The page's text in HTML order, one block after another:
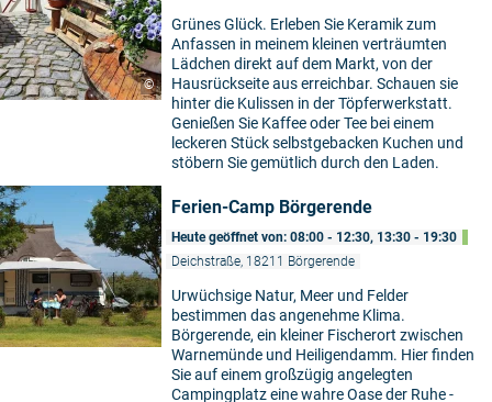
©
Grünes Glück. Erleben Sie Keramik zum
Anfassen in meinem kleinen verträumten
Lädchen direkt auf dem Markt, von der
Hausrückseite aus erreichbar. Schauen sie
hinter die Kulissen in der Töpferwerkstatt.
Genießen Sie Kaffee oder Tee bei einem
leckeren Stück selbstgebacken Kuchen und
stöbern Sie gemütlich durch den Laden.
Ferien-Camp Börgerende
Heute geöffnet von: 08:00 - 12:30, 13:30 - 19:30
Deichstraße, 18211 Börgerende
Urwüchsige Natur, Meer und Felder
bestimmen das angenehme Klima.
Börgerende, ein kleiner Fischerort zwischen
Warnemünde und Heiligendamm. Hier finden
Sie auf einem großzügig angelegten
Campingplatz eine wahre Oase der Ruhe -